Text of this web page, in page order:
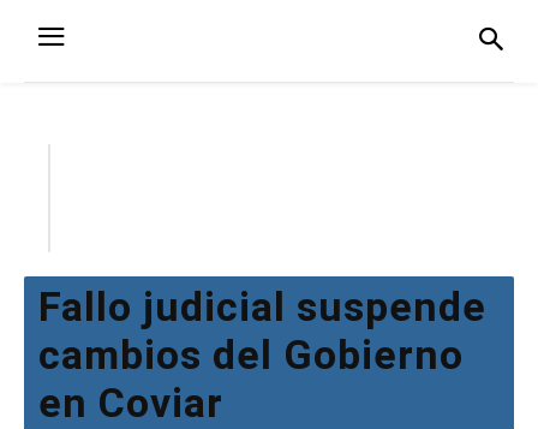
Fallo judicial suspende
cambios del Gobierno
en Coviar